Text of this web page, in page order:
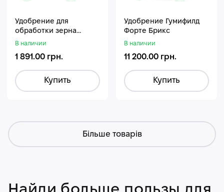
Удобрение для
обработки зерна
Стармакс Гумифос
В наличии
1 891.00 грн.
Купить
Удобрение Гумифилд
Форте Брикс
В наличии
11 200.00 грн.
Купить
Більше товарів